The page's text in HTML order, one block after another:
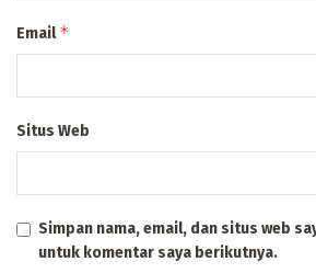
Email*
Situs Web
Simpan nama, email, dan situs web
untuk komentar saya berikutnya.